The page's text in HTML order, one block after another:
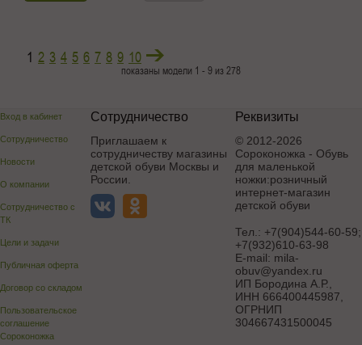
1 2 3 4 5 6 7 8 9 10
показаны модели 1 - 9 из 278
Вход в кабинет
Сотрудничество
Новости
О компании
Сотрудничество с
ТК
Цели и задачи
Публичная оферта
Договор со складом
Пользовательское
соглашение
Сороконожка
Сотрудничество
Приглашаем к
сотрудничеству магазины
детской обуви Москвы и
России.
Реквизиты
© 2012-2026
Сороконожка - Обувь
для маленькой
ножки:розничный
интернет-магазин
детской обуви
Тел.: +7(904)544-60-59;
+7(932)610-63-98
E-mail: mila-
obuv@yandex.ru
ИП Бородина А.Р.
ИНН 666400445987,
ОГРНИП
304667431500045